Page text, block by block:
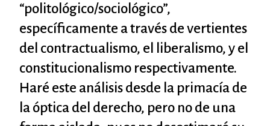
“politológico/sociológico”,
específicamente a través de vertientes
del contractualismo, el liberalismo, y el
constitucionalismo respectivamente.
Haré este análisis desde la primacía de
la óptica del derecho, pero no de una